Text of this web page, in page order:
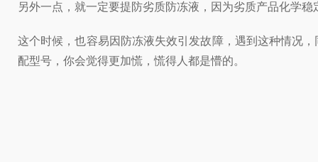
另外一点，就一定要提防劣质防冻液，因为劣质产品化学
这个时候，也容易因防冻液失效引发故障，遇到这种情况
配型号，你会觉得更加慌，慌得人都是懵的。